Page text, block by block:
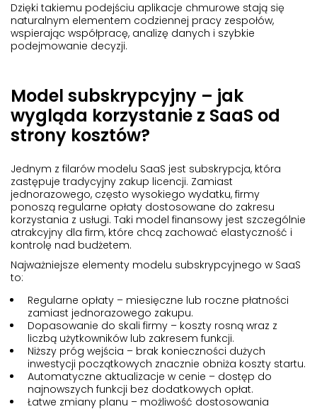
Dzięki takiemu podejściu aplikacje chmurowe stają się
naturalnym elementem codziennej pracy zespołów,
wspierając współpracę, analizę danych i szybkie
podejmowanie decyzji.
Model subskrypcyjny – jak
wygląda korzystanie z SaaS od
strony kosztów?
Jednym z filarów modelu SaaS jest subskrypcja, która
zastępuje tradycyjny zakup licencji. Zamiast
jednorazowego, często wysokiego wydatku, firmy
ponoszą regularne opłaty dostosowane do zakresu
korzystania z usługi. Taki model finansowy jest szczególnie
atrakcyjny dla firm, które chcą zachować elastyczność i
kontrolę nad budżetem.
Najważniejsze elementy modelu subskrypcyjnego w SaaS
to:
Regularne opłaty – miesięczne lub roczne płatności
zamiast jednorazowego zakupu.
Dopasowanie do skali firmy – koszty rosną wraz z
liczbą użytkowników lub zakresem funkcji.
Niższy próg wejścia – brak konieczności dużych
inwestycji początkowych znacznie obniża koszty startu.
Automatyczne aktualizacje w cenie – dostęp do
najnowszych funkcji bez dodatkowych opłat.
Łatwe zmiany planu – możliwość dostosowania